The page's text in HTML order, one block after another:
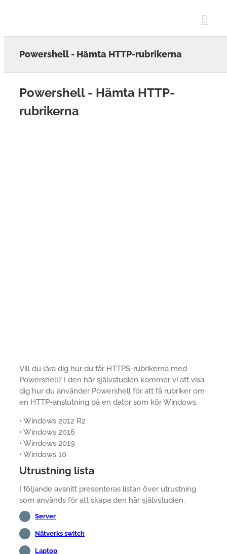
Powershell - Hämta HTTP-rubrikerna
Powershell - Hämta HTTP-
rubrikerna
Vill du lära dig hur du får HTTPS-rubrikerna med
Powershell? I den här självstudien kommer vi att visa
dig hur du använder Powershell för att få rubriker om
en HTTP-anslutning på en dator som kör Windows.
• Windows 2012 R2
• Windows 2016
• Windows 2019
• Windows 10
Utrustning lista
I följande avsnitt presenteras listan över utrustning
som används för att skapa den här självstudien.
Server
Nätverks switch
Laptop